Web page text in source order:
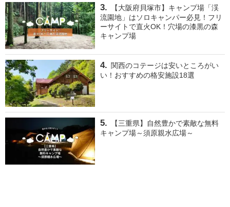
【大阪府貝塚市】キャンプ場「渓
流園地」はソロキャンパー必見！フリ
ーサイトで直火OK！穴場の漆黒の森
キャンプ場
関西のコテージは安いところがい
い！おすすめの格安施設18選
【三重県】自然豊かで素敵な無料
キャンプ場～須原親水広場～